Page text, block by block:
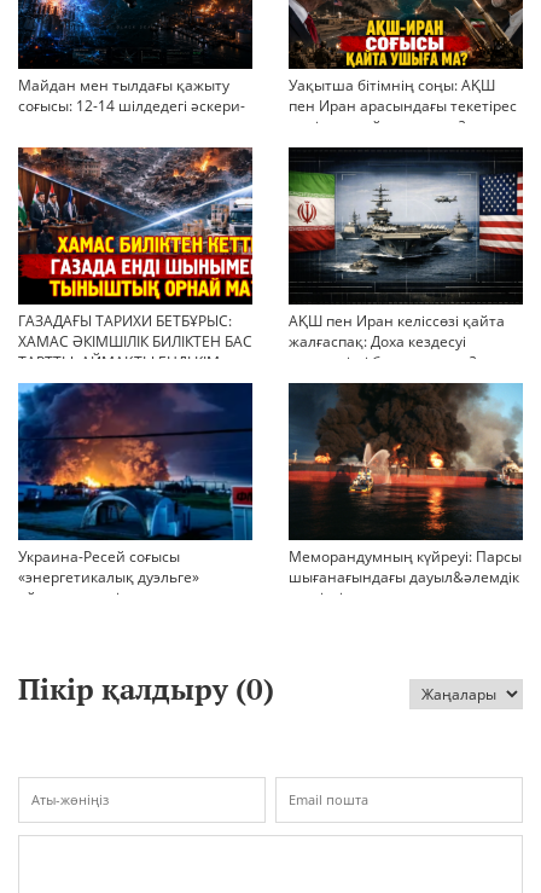
Майдан мен тылдағы қажыту
соғысы: 12-14 шілдедегі әскери-
Уақытша бітімнің соңы: АҚШ
пен Иран арасындағы текетірес
неліктен қайта ушықты?
ГАЗАДАҒЫ ТАРИХИ БЕТБҰРЫС:
ХАМАС ӘКІМШІЛІК БИЛІКТЕН БАС
ТАРТТЫ. АЙМАҚТЫ ЕНДІ КІМ
БАСҚАРАДЫ?
АҚШ пен Иран келіссөзі қайта
жалғаспақ: Доха кездесуі
шиеленісті бәсеңдете ме?
Украина-Ресей соғысы
«энергетикалық дуэльге»
айналып кетті
Меморандумның күйреуі: Парсы
шығанағындағы дауыл&әлемдік
тәртіптің сын сағаты соғып тұр
Пікір қалдыру (0)